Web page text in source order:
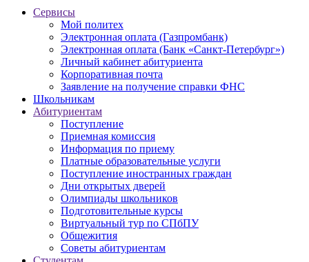
Сервисы
Мой политех
Электронная оплата (Газпромбанк)
Электронная оплата (Банк «Санкт-Петербург»)
Личный кабинет абитуриента
Корпоративная почта
Заявление на получение справки ФНС
Школьникам
Абитуриентам
Поступление
Приемная комиссия
Информация по приему
Платные образовательные услуги
Поступление иностранных граждан
Дни открытых дверей
Олимпиады школьников
Подготовительные курсы
Виртуальный тур по СПбПУ
Общежития
Советы абитуриентам